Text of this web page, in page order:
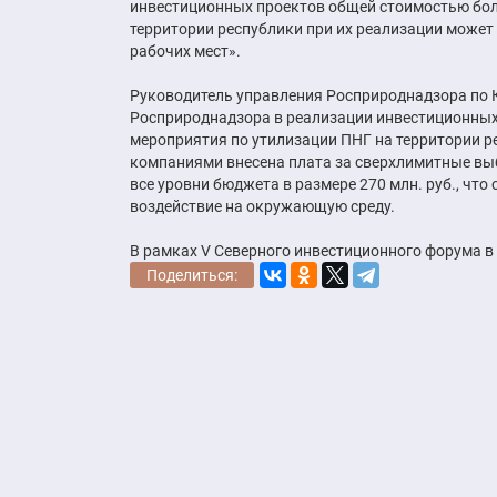
инвестиционных проектов общей стоимостью
территории республики при их реализации
рабочих мест».
Руководитель управления Росприроднадзора
Росприроднадзора в реализации
мероприятия по утилизации ПНГ на территории
компаниями внесена плата за сверхлимитные
все уровни бюджета в размере 270 млн. руб., что
воздействие на окружающую среду.
В рамках V Северного инвестиционного форума
Поделиться: